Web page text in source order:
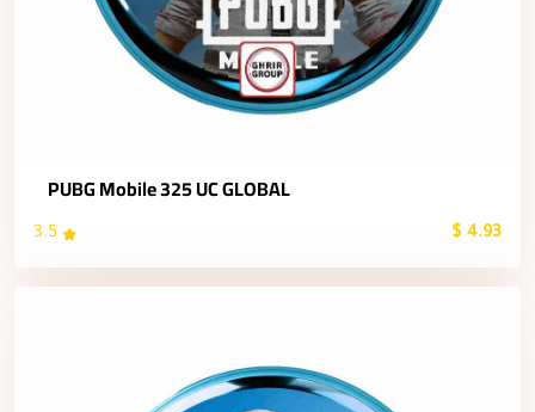
PUBG Mobile 325 UC GLOBAL
4.93 $
3.5